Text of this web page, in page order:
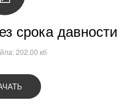
Битва за
давности
202.00 кб